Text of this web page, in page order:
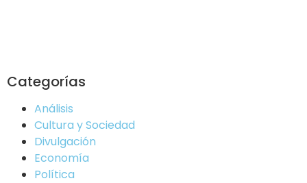
Categorías
Análisis
Cultura y Sociedad
Divulgación
Economía
Política